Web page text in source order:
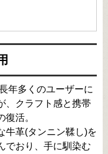
年多くのユーザーに
、クラフト感と携帯
活。
牛革(タンニン鞣し)を
でおり、手に馴染む